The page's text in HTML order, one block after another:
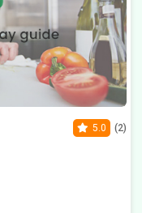
5.0 (2)